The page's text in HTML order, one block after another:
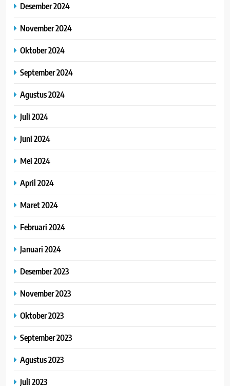
Desember 2024
November 2024
Oktober 2024
September 2024
Agustus 2024
Juli 2024
Juni 2024
Mei 2024
April 2024
Maret 2024
Februari 2024
Januari 2024
Desember 2023
November 2023
Oktober 2023
September 2023
Agustus 2023
Juli 2023